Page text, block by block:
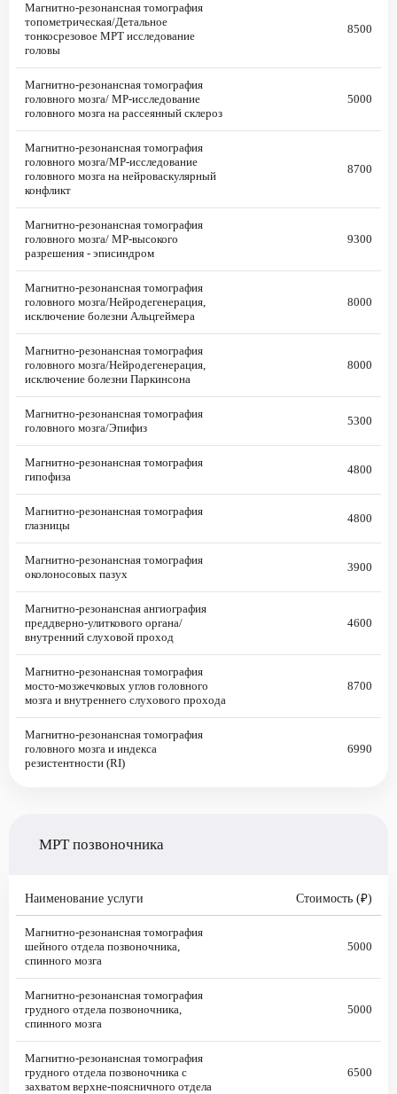
Магнитно-резонансная томография
топометрическая/Детальное
тонкосрезовое МРТ исследование
головы
8500
Магнитно-резонансная томография
головного мозга/ МР-исследование
головного мозга на рассеянный склероз
5000
Магнитно-резонансная томография
головного мозга/МР-исследование
головного мозга на нейроваскулярный
конфликт
8700
Магнитно-резонансная томография
головного мозга/ МР-высокого
разрешения - эписиндром
9300
Магнитно-резонансная томография
головного мозга/Нейродегенерация,
исключение болезни Альцгеймера
8000
Магнитно-резонансная томография
головного мозга/Нейродегенерация,
исключение болезни Паркинсона
8000
Магнитно-резонансная томография
головного мозга/Эпифиз
5300
Магнитно-резонансная томография
гипофиза
4800
Магнитно-резонансная томография
глазницы
4800
Магнитно-резонансная томография
околоносовых пазух
3900
Магнитно-резонансная ангиография
преддверно-улиткового органа/
внутренний слуховой проход
4600
Магнитно-резонансная томография
мосто-мозжечковых углов головного
мозга и внутреннего слухового прохода
8700
Магнитно-резонансная томография
головного мозга и индекса
резистентности (RI)
6990
МРТ позвоночника
Наименование услуги Стоимость (₽)
Магнитно-резонансная томография
шейного отдела позвоночника,
спинного мозга
5000
Магнитно-резонансная томография
грудного отдела позвоночника,
спинного мозга
5000
Магнитно-резонансная томография
грудного отдела позвоночника с
захватом верхне-поясничного отдела
6500